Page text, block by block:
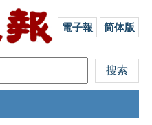
電子報 简体版